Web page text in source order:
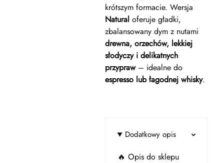
krótszym formacie. Wersja
Naturaloferuje gładki,
zbalansowany dym z nutami
drewna, orzechów, lekkiej
słodyczy i delikatnych
przypraw– idealne do
espresso lub łagodnej whisky.
Dodatkowy opis
🔥 Opis do sklepu